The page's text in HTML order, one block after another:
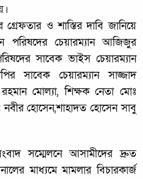
ও শাস্তির দাবি জানিয়ে
পরিষদের চেয়ারম্যান আজিজুর
সাবেক ভাইস চেয়ারম্যান
সাবেক চেয়ারম্যান সাজ্জাদ
মোল্যা, শিক্ষক নেতা মোঃ
হোসেন,শাহাদত হোসেন সাবু
সম্মেলনে আসামীদের দ্রুত
মাধ্যমে মামলার বিচারকার্জ